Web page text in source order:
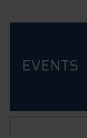
EVENTS